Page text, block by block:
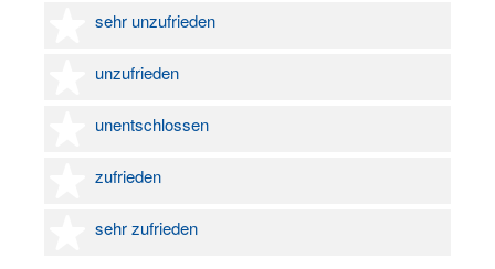
sehr unzufrieden
1 Stern
unzufrieden
2 Sterne
unentschlossen
3 Sterne
zufrieden
4 Sterne
sehr zufrieden
5 Sterne